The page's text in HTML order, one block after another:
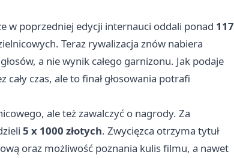
w poprzedniej edycji internauci oddali ponad 117
Teraz rywalizacja znów nabiera
a nie wynik całego garnizonu. Jak podaje
czas, ale to finał głosowania potrafi
ale też zawalczyć o nagrody. Za
5 x 1000 złotych. Zwycięzca otrzyma tytuł
oraz możliwość poznania kulis filmu, a nawet